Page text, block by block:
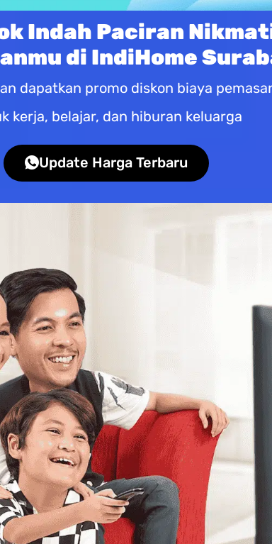
Indah Paciran
di IndiHome
dapatkan promo diskon biaya
kerja, belajar, dan hiburan keluarga
Update Harga Terbaru